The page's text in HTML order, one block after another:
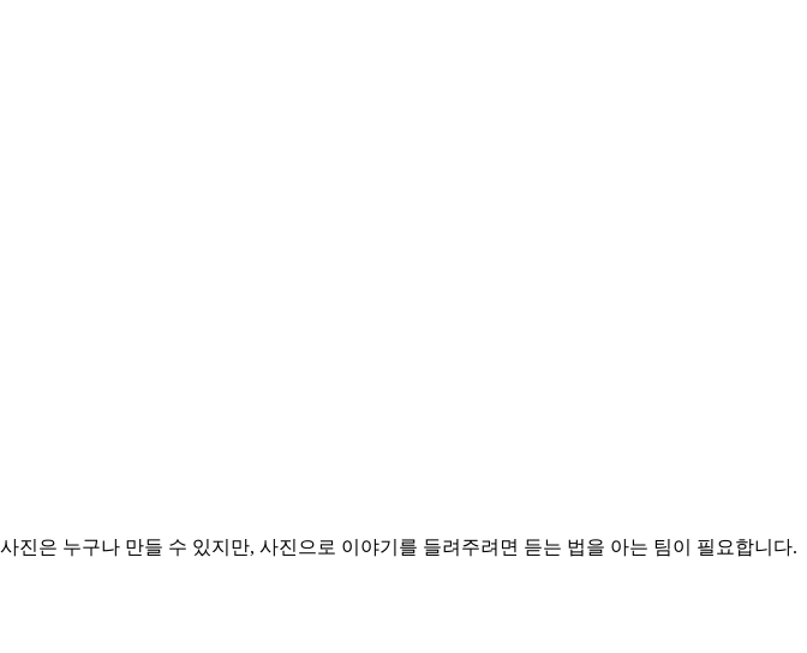
은 누구나 만들 수 있지만, 사진으로 이야기를 들려주려면 듣는 법을 아는 팀이 필요합니다.